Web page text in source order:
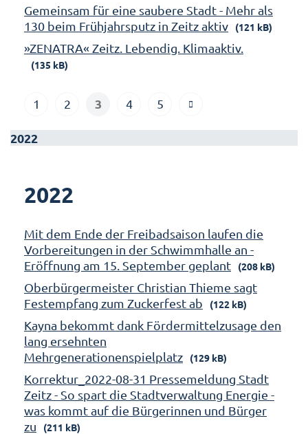
Gemeinsam für eine saubere Stadt - Mehr als
130 beim Frühjahrsputz in Zeitz aktiv
(121 kB)
»ZENATRA« Zeitz. Lebendig. Klimaaktiv.
(135 kB)
1 2 3 4 5
2022
2022
Mit dem Ende der Freibadsaison laufen die
Vorbereitungen in der Schwimmhalle an -
Eröffnung am 15. September geplant
(208 kB)
Oberbürgermeister Christian Thieme sagt
Festempfang zum Zuckerfest ab
(122 kB)
Kayna bekommt dank Fördermittelzusage den
lang ersehnten
Mehrgenerationenspielplatz
(129 kB)
Korrektur_2022-08-31 Pressemeldung Stadt
Zeitz - So spart die Stadtverwaltung Energie -
was kommt auf die Bürgerinnen und Bürger
zu
(211 kB)